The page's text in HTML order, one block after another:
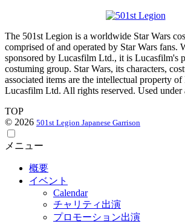
The 501st Legion is a worldwide Star Wars
comprised of and operated by Star Wars fans.
sponsored by Lucasfilm Ltd., it is Lucasfilm's
costuming group. Star Wars, its characters,
associated items are the intellectual property
Lucasfilm Ltd. All rights reserved. Used under
TOP
© 2026 501st Legion Japanese Garrison
メニュー
概要
イベント
Calendar
チャリティ出演
プロモーション出演